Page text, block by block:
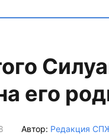
его
Автор: Редакция